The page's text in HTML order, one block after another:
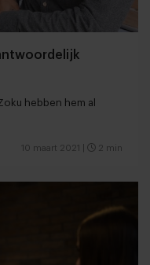
hebben hem al
10 maart 2021 2 min